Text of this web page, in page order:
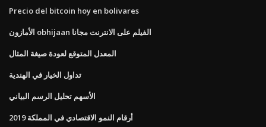
Precio del bitcoin hoy en bolivares
الأمازون obhijaan الفيلم على الانترنت مجانا
المعدل المتوقع لعودة صيغة المثال
تداول الخيار في الهندية
الأسهم تحليل الرسم البياني
أرقام النمو الاقتصادي في المملكة 2019